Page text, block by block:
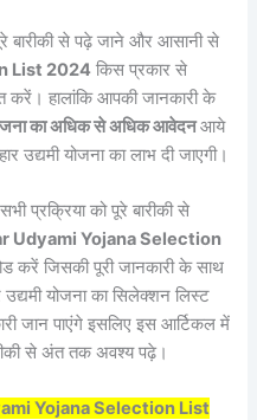
बारीकी से पढ़े जाने और आसानी से
List 2024 किस प्रकार से
करें। हालांकि आपकी जानकारी के
योजना का अधिक से अधिक आवेदनआये
उद्यमी योजना का लाभ दी जाएगी।
प्रक्रिया को पूरे बारीकी से
Udyami Yojana Selection
करें जिसकी पूरी जानकारी के साथ
उद्यमी योजना का सिलेक्शन लिस्ट
जान पाएंगे इसलिए इस आर्टिकल में
से अंत तक अवश्य पढ़े।
Yojana Selection List